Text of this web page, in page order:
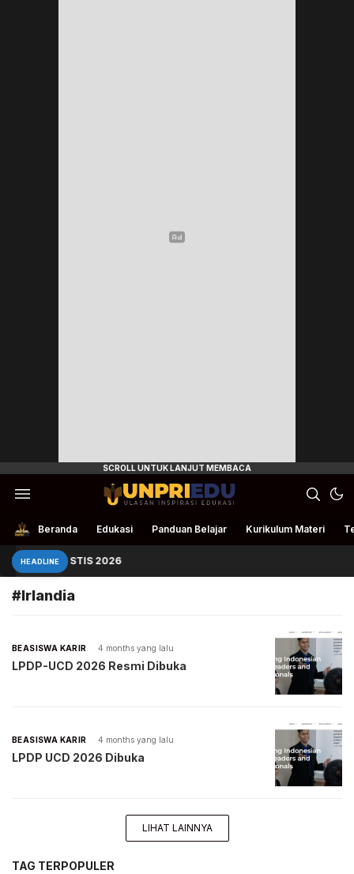
UnpriEdu
Ulasan Inspirasi Edukasi
Beranda Edukasi Panduan Belajar Kurikulum Materi
HEADLINE
Masuk STIS 2026
#Irlandia
BEASISWA KARIR 4 months yang lalu
LPDP-UCD 2026 Resmi Dibuka
BEASISWA KARIR 4 months yang lalu
LPDP UCD 2026 Dibuka
LIHAT LAINNYA
TAG TERPOPULER